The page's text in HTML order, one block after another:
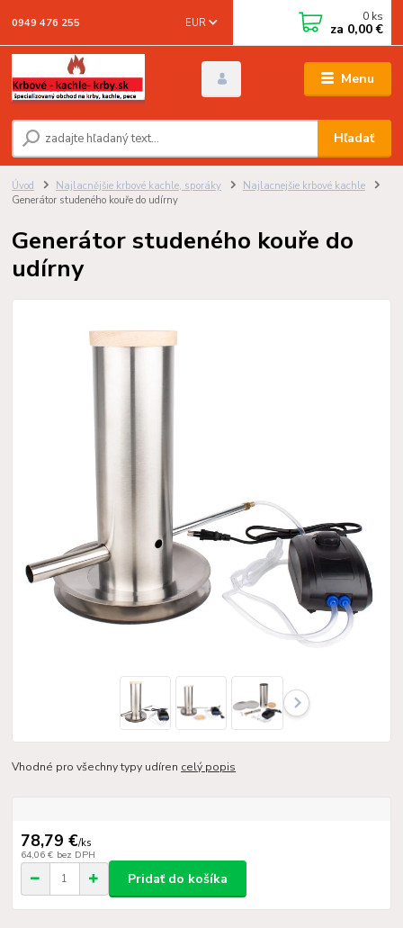
Menu
EUR
Hľadať
0949 476 255 0 ks
za 0,00 €
Úvod Najlacnějšie krbové kachle, sporáky
Najlacnejšie krbové kachle
Generátor studeného kouře do udírny
Generátor studeného kouře do
udírny
Vhodné pro všechny typy udíren celý popis
78,79 €/ks
64,06 € bez DPH
Pridať do košíka